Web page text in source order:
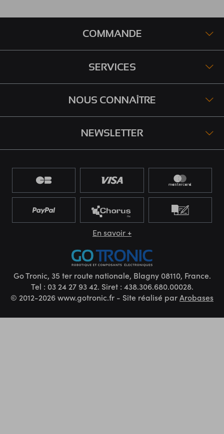
COMMANDE
SERVICES
NOUS CONNAÎTRE
NEWSLETTER
En savoir +
Go Tronic, 35 ter route nationale, Blagny 08110, France.
Tel : 03 24 27 93 42. Siret : 438.306.680.00028.
© 2012-2026 www.gotronic.fr - Site réalisé parArobases